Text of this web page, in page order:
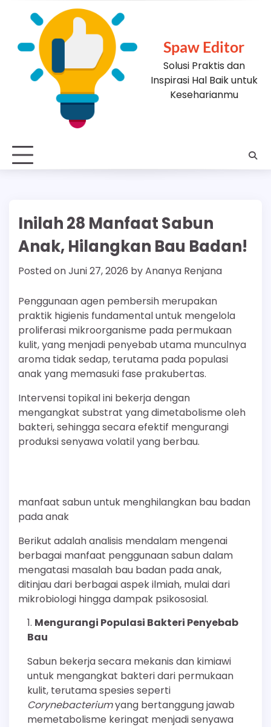
Spaw Editor
Solusi Praktis dan
Inspirasi Hal Baik untuk
Keseharianmu
Inilah 28 Manfaat Sabun
Anak, Hilangkan Bau Badan!
Posted onJuni 27, 2026 byAnanya Renjana
Penggunaan agen pembersih merupakan
praktik higienis fundamental untuk mengelola
proliferasi mikroorganisme pada permukaan
kulit, yang menjadi penyebab utama munculnya
aroma tidak sedap, terutama pada populasi
anak yang memasuki fase prakubertas.
Intervensi topikal ini bekerja dengan
mengangkat substrat yang dimetabolisme oleh
bakteri, sehingga secara efektif mengurangi
produksi senyawa volatil yang berbau.
manfaat sabun untuk menghilangkan bau badan
pada anak
Berikut adalah analisis mendalam mengenai
berbagai manfaat penggunaan sabun dalam
mengatasi masalah bau badan pada anak,
ditinjau dari berbagai aspek ilmiah, mulai dari
mikrobiologi hingga dampak psikososial.
Mengurangi Populasi Bakteri Penyebab
Bau
Sabun bekerja secara mekanis dan kimiawi
untuk mengangkat bakteri dari permukaan
kulit, terutama spesies seperti
Corynebacteriumyang bertanggung jawab
memetabolisme keringat menjadi senyawa